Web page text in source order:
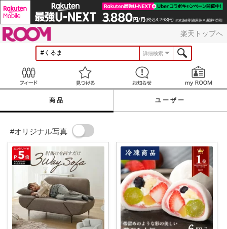
楽天トップへ
詳細検索
見つける お知らせ
商品 ユーザー
#オリジナル写真